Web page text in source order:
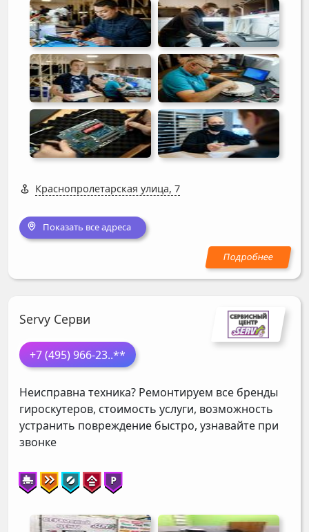
Краснопролетарская улица, 7
Показать все адреса
Servy Серви
+7 (495) 966-23..**
Неисправна техника? Ремонтируем все бренды
гироскутеров, стоимость услуги, возможность
устранить повреждение быстро, узнавайте при
звонке